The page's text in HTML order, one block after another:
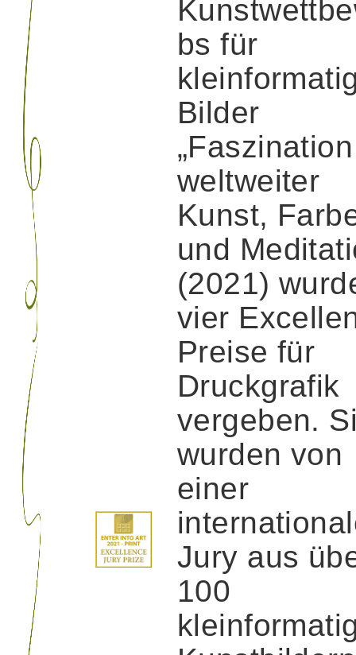
bs für
Bilder
„Faszination
weltweiter
Kunst,
und
(2021)
vier
Preise für
Druckgrafik
vergeben.
wurden von
einer
Jury aus
100